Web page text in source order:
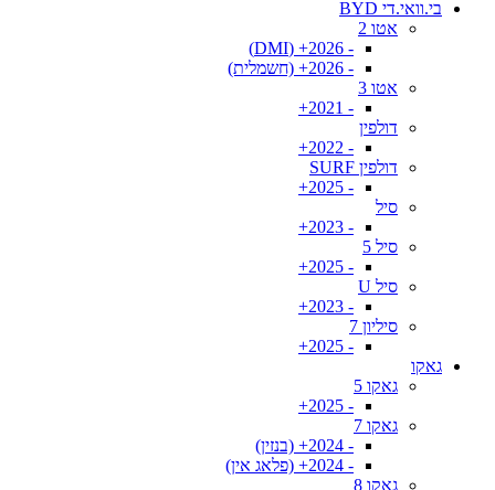
בי.וואי.די BYD
אטו 2
- 2026+ (DMI)
- 2026+ (חשמלית)
אטו 3
- 2021+
דולפין
- 2022+
דולפין SURF
- 2025+
סיל
- 2023+
סיל 5
- 2025+
סיל U
- 2023+
סיליון 7
- 2025+
גאקו
גאקו 5
- 2025+
גאקו 7
- 2024+ (בנזין)
- 2024+ (פלאג אין)
גאקו 8